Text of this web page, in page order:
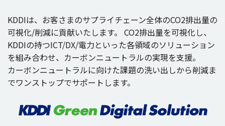
KDDIは、お客さまのサプライチェーン全体のCO2排出量の
可視化/削減に貢献いたします。 CO2排出量を可視化し、
KDDIの持つICT/DX/電力といった各領域のソリューション
を組み合わせ、 カーボンニュートラルの実現を支援。
カーボンニュートラルに向けた課題の洗い出しから削減ま
でワンストップでサポート します。